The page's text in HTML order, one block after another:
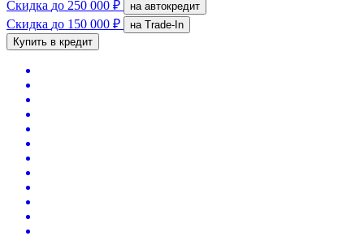
Скидка до 250 000 ₽ на автокредит
Скидка до 150 000 ₽
на Trade-In
Купить в кредит